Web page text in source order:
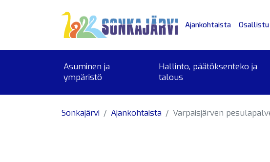
Ajankohtaista
Asuminen ja
ympäristö
Hallinto, päätöksenteko ja
talous
Sonkajärvi Ajankohtaista Varpaisjärven